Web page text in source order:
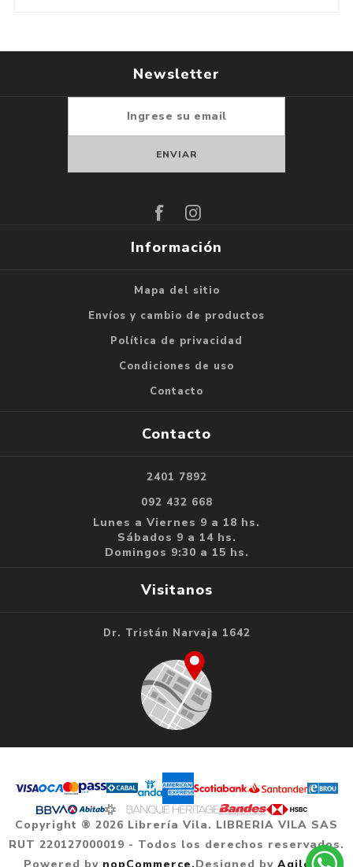
Newsletter
Información
Mapa del sitio
Envíos y cambio de productos
Política de privacidad
Condiciones de uso
Contacto
Contacto
2401 7892
092 432 668
Lunes a Viernes 9 a 18 hs.
Sábados 9 a 14 hs.
Domingos 9:30 a 15 hs.
Visitanos
Dr. Tristán Narvaja 1642
Copyright ® 2026 Librería Vila. LIBRERIA VILA SAS
RUT 220127000019 - Todos los derechos reservados.
Powered by nopCommerce.Designed by Agile.uy